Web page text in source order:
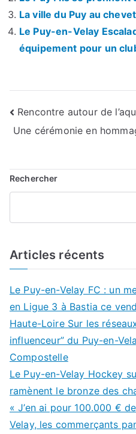
La ville du Puy au
Le Puy-en-Velay
équipement pour un
Navigation
de
l’article
Rencontre autour de
Une cérémonie en
Rechercher
Articles récents
Le Puy-en-Velay FC : un
en Ligue 3 à Bastia ce
Haute-Loire Sur les
influenceur” du Puy-en-
Compostelle
Le Puy-en-Velay Hockey
ramènent le bronze des
« J’en ai pour 100.000 €
Velay, les commerçants